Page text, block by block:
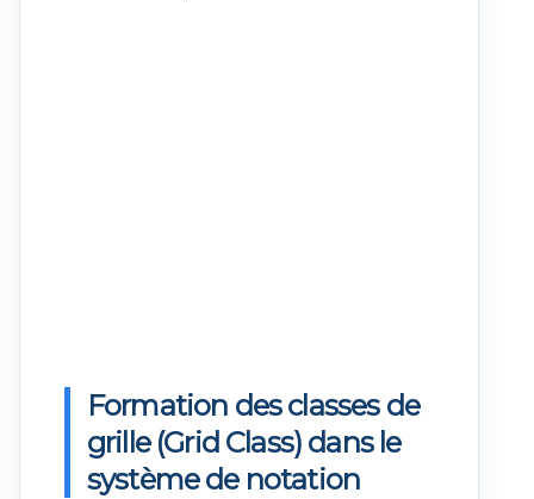
Formation des classes de
grille (Grid Class) dans le
système de notation